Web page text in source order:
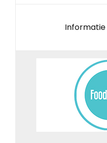
Informatie